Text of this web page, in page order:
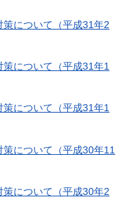
について（平成31年2
について（平成31年1
策について（平成31年1
について（平成30年11
について（平成30年2